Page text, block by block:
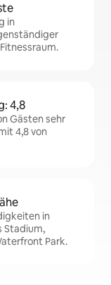
in
4,8
Gästen sehr
4,8 von
in
Stadium,
Park.